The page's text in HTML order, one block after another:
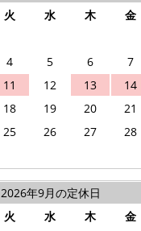
火 水 木 金
4 5 6 7
11 12 13 14
18 19 20 21
25 26 27 28
2026年9月の定休日
火 水 木 金